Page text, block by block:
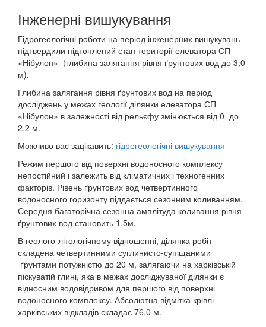
Інженерні вишукування
Гідрогеологічні роботи на період інженерних вишукувань
підтвердили підтоплений стан території елеватора СП
«Нібулон» (глибина залягання рівня ґрунтових вод до 3,0
м).
Глибина залягання рівня ґрунтових вод на період
досліджень у межах геології ділянки елеватора СП
«Нібулон» в залежності від рельєфу змінюється від 0 до
2,2 м.
Можливо вас зацікавить: гідрогеологічні вишукування
Режим першого від поверхні водоносного комплексу
непостійний і залежить від кліматичних і техногенних
факторів. Рівень ґрунтових вод четвертинного
водоносного горизонту піддається сезонним коливанням.
Середня багаторічна сезонна амплітуда коливання рівня
ґрунтових вод становить 1,5м.
В геолого-літологічному відношенні, ділянка робіт
складена четвертинними суглинисто-супіщаними
ґрунтами потужністю до 20 м, залягаючи на харківській
піскуватій глині, яка в межах досліджуваної ділянки є
відносним водовідривом для першого від поверхні
водоносного комплексу. Абсолютна відмітка крівлі
харківських відкладів складає 76,0 м.